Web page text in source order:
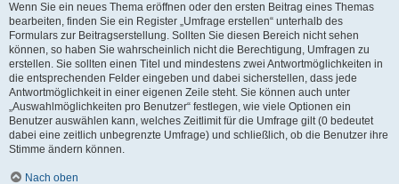
Wenn Sie ein neues Thema eröffnen oder den ersten Beitrag eines Themas
bearbeiten, finden Sie ein Register „Umfrage erstellen“ unterhalb des
Formulars zur Beitragserstellung. Sollten Sie diesen Bereich nicht sehen
können, so haben Sie wahrscheinlich nicht die Berechtigung, Umfragen zu
erstellen. Sie sollten einen Titel und mindestens zwei Antwortmöglichkeiten in
die entsprechenden Felder eingeben und dabei sicherstellen, dass jede
Antwortmöglichkeit in einer eigenen Zeile steht. Sie können auch unter
„Auswahlmöglichkeiten pro Benutzer“ festlegen, wie viele Optionen ein
Benutzer auswählen kann, welches Zeitlimit für die Umfrage gilt (0 bedeutet
dabei eine zeitlich unbegrenzte Umfrage) und schließlich, ob die Benutzer ihre
Stimme ändern können.
Nach oben